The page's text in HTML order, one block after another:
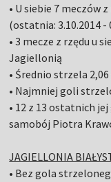
• U siebie 7 meczów
(ostatnia: 3.10.2014 -
• 3 mecze z rzędu u
Jagiellonią
• Średnio strzela
• Najmniej goli
• 12 z 13 ostatnich
samobój Piotra
JAGIELLONIA
• Bez gola